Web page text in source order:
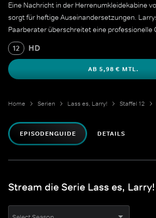
Eine Nachricht in der Herrenumkleidekabine
sorgt für heftige Auseinandersetzungen.
Paarberater überschreitet eine professionelle
12 HD
AB 5,98 € MTL.
Home Serien Lass es, Larry! Staffel 12
EPISODENGUIDE DETAILS
Stream die Serie Lass es,